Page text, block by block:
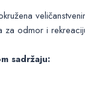
za odmor i
sadržaju: